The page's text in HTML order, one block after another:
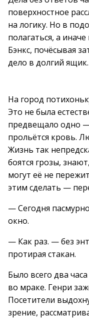
поверхностное
на логику. Но в
полагаться, а
Бэнкс, почёсывая
дело в долгий ящик.
На город
Это не была
предвещало одно
прольётся кровь.
Жизнь так
боятся грозы,
могут её не
этим сделать —
— Сегодня
окно.
— Как раз. — без
протирая стакан.
Было всего два
во мраке. Генри
Посетители
зрение,